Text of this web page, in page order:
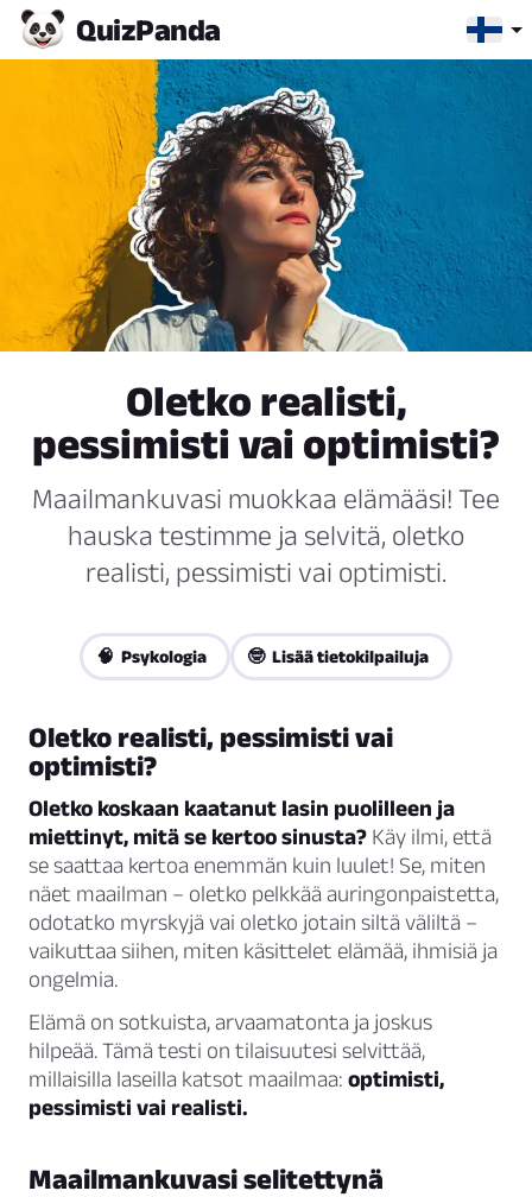
QuizPanda
Oletko realisti,
pessimisti vai optimisti?
Maailmankuvasi muokkaa elämääsi! Tee
hauska testimme ja selvitä, oletko
realisti, pessimisti vai optimisti.
🧠 Psykologia 🤓 Lisää tietokilpailuja
Oletko realisti, pessimisti vai
optimisti?
Oletko koskaan kaatanut lasin puolilleen ja
miettinyt, mitä se kertoo sinusta? Käy ilmi, että
se saattaa kertoa enemmän kuin luulet! Se, miten
näet maailman – oletko pelkkää auringonpaistetta,
odotatko myrskyjä vai oletko jotain siltä väliltä –
vaikuttaa siihen, miten käsittelet elämää, ihmisiä ja
ongelmia.
Elämä on sotkuista, arvaamatonta ja joskus
hilpeää. Tämä testi on tilaisuutesi selvittää,
millaisilla laseilla katsot maailmaa: optimisti,
pessimisti vai realisti.
Maailmankuvasi selitettynä